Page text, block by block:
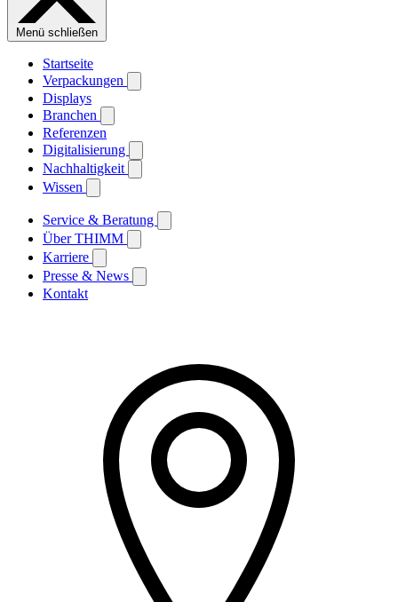
Menü schließen
Startseite
Verpackungen
Displays
Branchen
Referenzen
Digitalisierung
Nachhaltigkeit
Wissen
Service & Beratung
Über THIMM
Karriere
Presse & News
Kontakt